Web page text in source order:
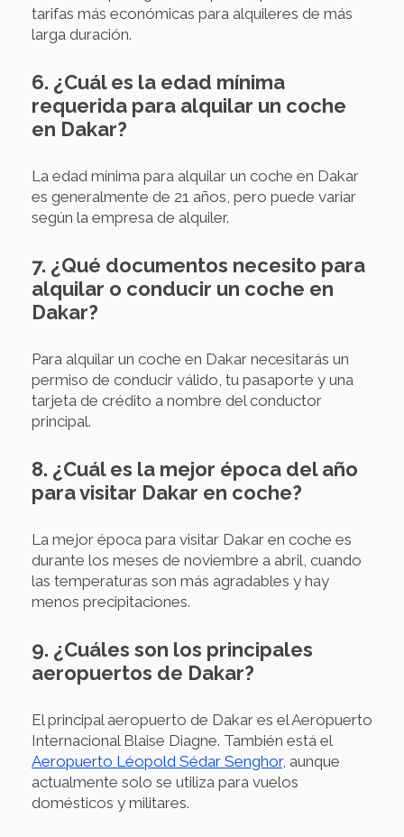
tarifas más económicas para alquileres de más
larga duración.
6. ¿Cuál es la edad mínima
requerida para alquilar un coche
en Dakar?
La edad mínima para alquilar un coche en Dakar
es generalmente de 21 años, pero puede variar
según la empresa de alquiler.
7. ¿Qué documentos necesito para
alquilar o conducir un coche en
Dakar?
Para alquilar un coche en Dakar necesitarás un
permiso de conducir válido, tu pasaporte y una
tarjeta de crédito a nombre del conductor
principal.
8. ¿Cuál es la mejor época del año
para visitar Dakar en coche?
La mejor época para visitar Dakar en coche es
durante los meses de noviembre a abril, cuando
las temperaturas son más agradables y hay
menos precipitaciones.
9. ¿Cuáles son los principales
aeropuertos de Dakar?
El principal aeropuerto de Dakar es el Aeropuerto
Internacional Blaise Diagne. También está el
Aeropuerto Léopold Sédar Senghor, aunque
actualmente solo se utiliza para vuelos
domésticos y militares.